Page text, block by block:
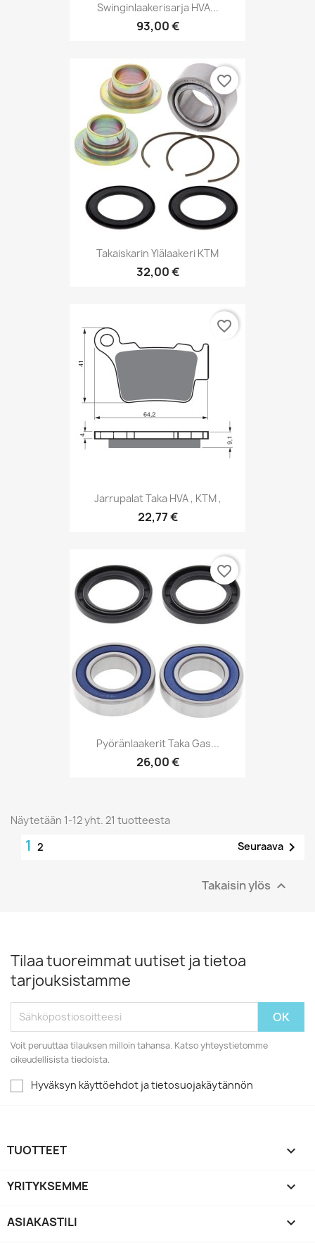
Swinginlaakerisarja HVA...
93,00 €
Takaiskarin Ylälaakeri KTM
32,00 €
favorite_border
Jarrupalat Taka HVA , KTM ,
22,77 €
favorite_border
Pyöränlaakerit Taka Gas...
26,00 €
favorite_border
Näytetään 1-12 yht. 21 tuotteesta
1 2 Seuraava 
Takaisin ylös 
Tilaa tuoreimmat uutiset ja tietoa
tarjouksistamme
Voit peruuttaa tilauksen milloin tahansa. Katso yhteystietomme
oikeudellisista tiedoista.
Hyväksyn käyttöehdot ja tietosuojakäytännön
TUOTTEET 
YRITYKSEMME 
ASIAKASTILI 